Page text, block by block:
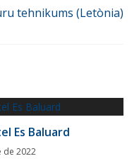
tehnikums (Letònia)
Es Baluard
de 2022